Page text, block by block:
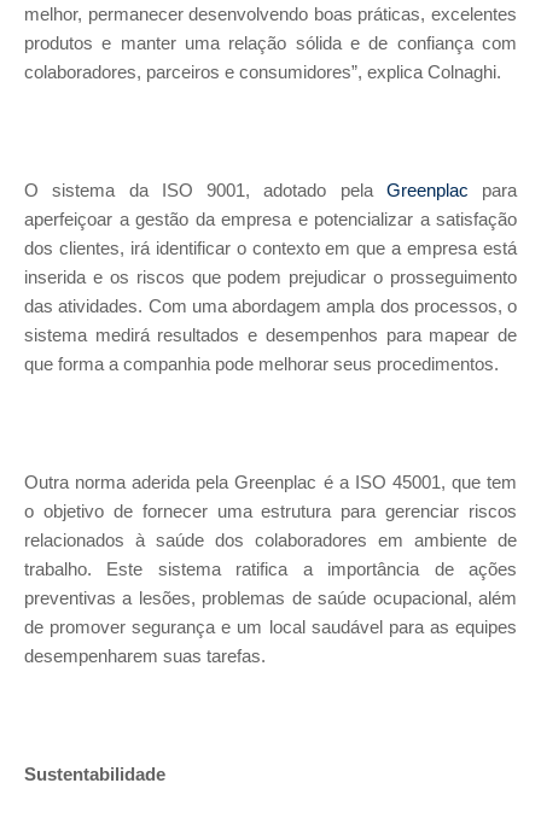
melhor, permanecer desenvolvendo boas práticas, excelentes
produtos e manter uma relação sólida e de confiança com
colaboradores, parceiros e consumidores”, explica Colnaghi.
O sistema da ISO 9001, adotado pela Greenplac para
aperfeiçoar a gestão da empresa e potencializar a satisfação
dos clientes, irá identificar o contexto em que a empresa está
inserida e os riscos que podem prejudicar o prosseguimento
das atividades. Com uma abordagem ampla dos processos, o
sistema medirá resultados e desempenhos para mapear de
que forma a companhia pode melhorar seus procedimentos.
Outra norma aderida pela Greenplac é a ISO 45001, que tem
o objetivo de fornecer uma estrutura para gerenciar riscos
relacionados à saúde dos colaboradores em ambiente de
trabalho. Este sistema ratifica a importância de ações
preventivas a lesões, problemas de saúde ocupacional, além
de promover segurança e um local saudável para as equipes
desempenharem suas tarefas.
Sustentabilidade